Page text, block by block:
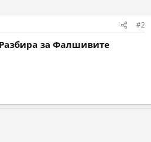
#2
за Фалшивите